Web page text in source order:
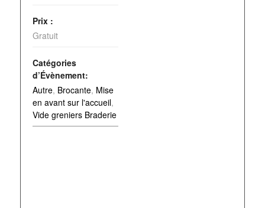
Prix :
Gratuit
Catégories
d’Évènement:
Autre, Brocante, Mise
en avant sur l'accueil,
Vide greniers Braderie